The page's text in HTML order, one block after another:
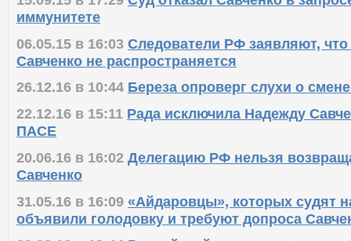
15.09.15 в 17:29 Суд отказал Савченко в
иммунитете
06.05.15 в 16:03 Следователи РФ заявляют,
Савченко не распространяется
26.12.16 в 10:44 Береза опроверг слухи о
22.12.16 в 15:11 Рада исключила Надежду
ПАСЕ
20.06.16 в 16:02 Делегацию РФ нельзя
Савченко
31.05.16 в 16:09 «Айдаровцы», которых судят
объявили голодовку и требуют допроса